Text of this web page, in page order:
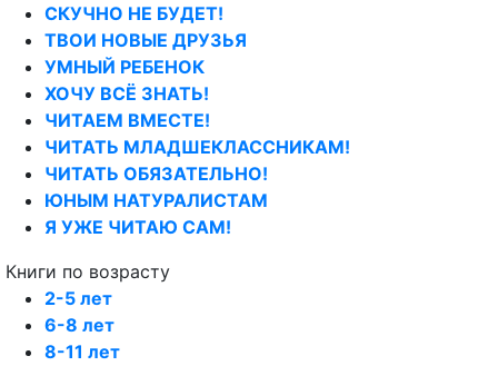
СКУЧНО НЕ БУДЕТ!
ТВОИ НОВЫЕ ДРУЗЬЯ
УМНЫЙ РЕБЕНОК
ХОЧУ ВСЁ ЗНАТЬ!
ЧИТАЕМ ВМЕСТЕ!
ЧИТАТЬ МЛАДШЕКЛАССНИКАМ!
ЧИТАТЬ ОБЯЗАТЕЛЬНО!
ЮНЫМ НАТУРАЛИСТАМ
Я УЖЕ ЧИТАЮ САМ!
Книги по возрасту
2-5 лет
6-8 лет
8-11 лет